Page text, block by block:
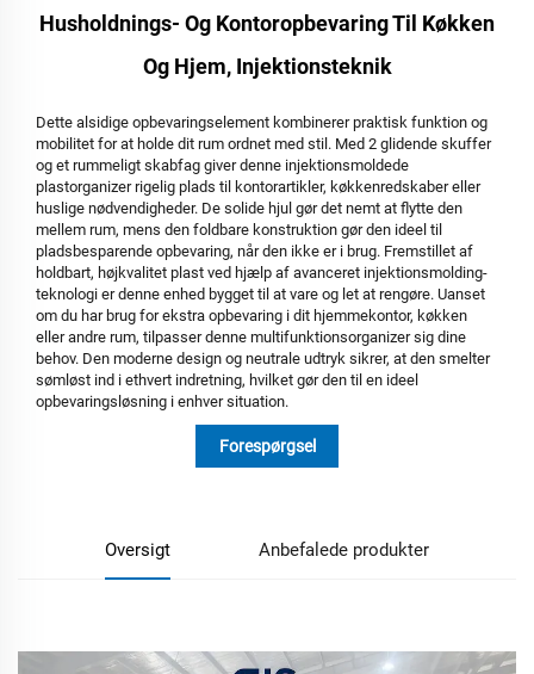
Husholdnings- Og Kontoropbevaring Til Køkken
Og Hjem, Injektionsteknik
Dette alsidige opbevaringselement kombinerer praktisk funktion og
mobilitet for at holde dit rum ordnet med stil. Med 2 glidende skuffer
og et rummeligt skabfag giver denne injektionsmoldede
plastorganizer rigelig plads til kontorartikler, køkkenredskaber eller
huslige nødvendigheder. De solide hjul gør det nemt at flytte den
mellem rum, mens den foldbare konstruktion gør den ideel til
pladsbesparende opbevaring, når den ikke er i brug. Fremstillet af
holdbart, højkvalitet plast ved hjælp af avanceret injektionsmolding-
teknologi er denne enhed bygget til at vare og let at rengøre. Uanset
om du har brug for ekstra opbevaring i dit hjemmekontor, køkken
eller andre rum, tilpasser denne multifunktionsorganizer sig dine
behov. Den moderne design og neutrale udtryk sikrer, at den smelter
sømløst ind i ethvert indretning, hvilket gør den til en ideel
opbevaringsløsning i enhver situation.
Forespørgsel
Oversigt Anbefalede produkter